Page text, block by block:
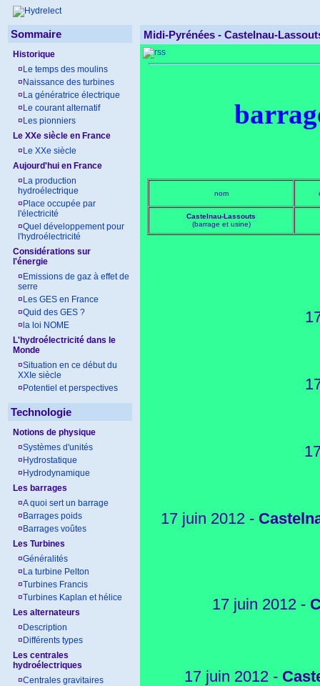
Sommaire
Historique
¤ Le temps des moulins
¤ Naissance des turbines
¤ La génératrice électrique
¤ Le courant alternatif
¤ Les pionniers
Le XXe siècle en France
¤ Le XXe siècle
Aujourd'hui en France
¤ La production
hydroélectrique
¤ Place occupée par
l'électricité
¤Quel développement pour
l'hydroélectricité
Considérations sur
l'énergie
¤ Emissions de gaz à effet de
serre
¤ Les GES en France
¤Quid des GES ?
¤ la loi NOME
L'hydroélectricité dans le
Monde
¤Situation en ce début du
XXIe siècle
¤ Potentiel et perspectives
Technologie
Notions de physique
¤Systèmes d'unités
¤ Hydrostatique
¤ Hydrodynamique
Les barrages
¤A quoi sert un barrage
¤ Barrages poids
¤ Barrages voûtes
Les Turbines
¤Généralités
¤ La turbine Pelton
¤Turbines Francis
¤Turbines Kaplan et hélice
Les alternateurs
¤ Description
¤ Différents types
Les centrales
hydroélectriques
¤Centrales gravitaires
Midi-Pyrénées - Castelnau-
nom
Castelnau-Lassouts
(barrage et usine)
17 juin 2012 -
17 juin 2012 -
17 juin 2012 -